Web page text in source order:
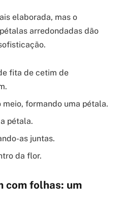
elaborada, mas o
arredondadas dão
fita de cetim de
meio, formando uma pétala.
pétala.
as juntas.
da flor.
com folhas: um